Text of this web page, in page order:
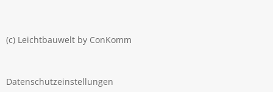
(c) Leichtbauwelt by ConKomm
Datenschutzeinstellungen